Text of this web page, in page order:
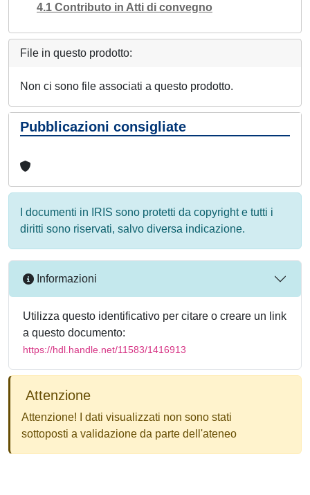
4.1 Contributo in Atti di convegno
File in questo prodotto:
Non ci sono file associati a questo prodotto.
Pubblicazioni consigliate
I documenti in IRIS sono protetti da copyright e tutti i
diritti sono riservati, salvo diversa indicazione.
Informazioni
Utilizza questo identificativo per citare o creare un link
a questo documento:
https://hdl.handle.net/11583/1416913
Attenzione
Attenzione! I dati visualizzati non sono stati
sottoposti a validazione da parte dell'ateneo